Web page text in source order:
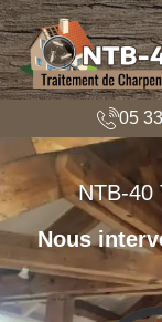
05
NTB-40
Nous